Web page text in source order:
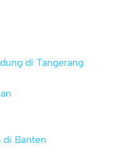
di Tangerang
di Banten